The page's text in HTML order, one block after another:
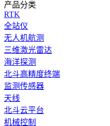
产品分类
RTK
全站仪
无人机航测
三维激光雷达
海洋探测
北斗高精度终端
监测传感器
天线
北斗云平台
机械控制